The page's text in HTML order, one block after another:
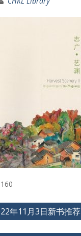
160
年11月3日新书推荐